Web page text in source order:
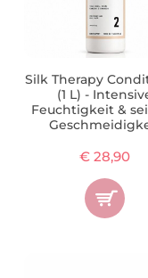
Silk Therapy
(1 L) -
Feuchtigkeit &
€ 28,90